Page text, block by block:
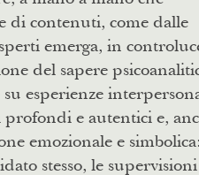
di contenuti, come dalle
emerga, in
del sapere
esperienze
e autentici e,
emozionale e
stesso, le supervisioni